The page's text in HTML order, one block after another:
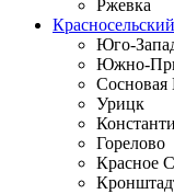
Ржевка
Красносельский
Юго-
Южно-
Сосновая
Урицк
Горелово
Красное